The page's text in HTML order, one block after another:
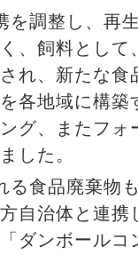
を調整し、再
、飼料として
れ、新たな食
各地域に構
グ、またフ
した。
る食品廃棄物
自治体と連
ダンボール